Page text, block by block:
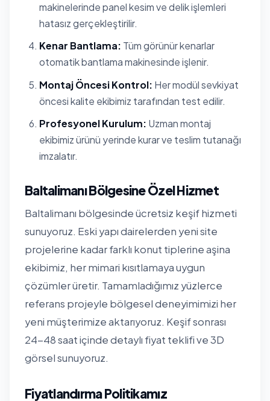
makinelerinde panel kesim ve delik işlemleri
hatasız gerçekleştirilir.
Kenar Bantlama: Tüm görünür kenarlar
otomatik bantlama makinesinde işlenir.
Montaj Öncesi Kontrol: Her modül sevkiyat
öncesi kalite ekibimiz tarafından test edilir.
Profesyonel Kurulum: Uzman montaj
ekibimiz ürünü yerinde kurar ve teslim tutanağı
imzalatır.
Baltalimanı Bölgesine Özel Hizmet
Baltalimanı bölgesinde ücretsiz keşif hizmeti
sunuyoruz. Eski yapı dairelerden yeni site
projelerine kadar farklı konut tiplerine aşina
ekibimiz, her mimari kısıtlamaya uygun
çözümler üretir. Tamamladığımız yüzlerce
referans projeyle bölgesel deneyimimizi her
yeni müşterimize aktarıyoruz. Keşif sonrası
24-48 saat içinde detaylı fiyat teklifi ve 3D
görsel sunuyoruz.
Fiyatlandırma Politikamız